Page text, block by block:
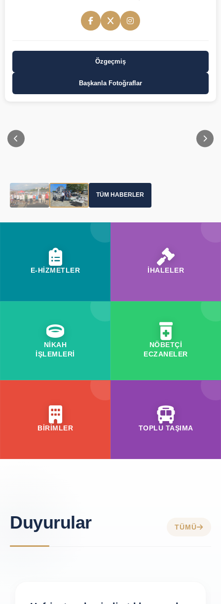
Özgeçmiş
Başkanla Fotoğraflar
TÜM HABERLER
E-HİZMETLER İHALELER
NİKAH
İŞLEMLERİ
NÖBETÇİ
ECZANELER
BİRİMLER TOPLU TAŞIMA
Duyurular TÜMÜ